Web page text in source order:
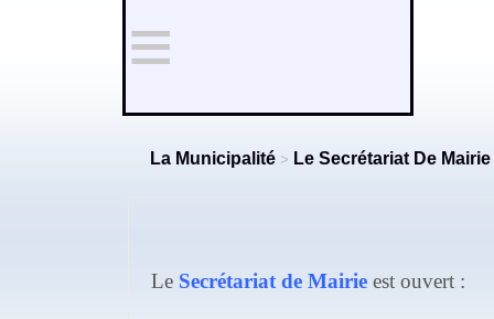
≡
La Municipalité > Le Secrétariat De Mairie
Le Secrétariat de Mairie est ouvert :